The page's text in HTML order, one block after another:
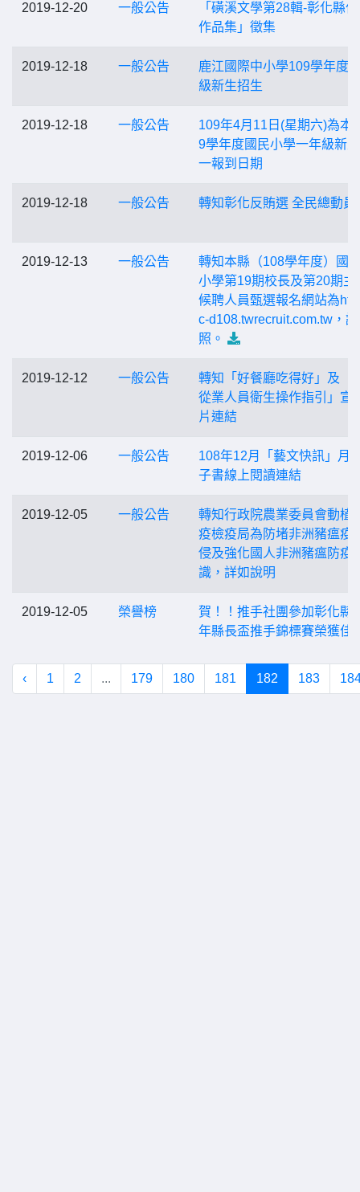
2019-12-20 一般公告
「磺溪文學第28輯-彰化縣
作品集」徵集
2019-12-18 一般公告
鹿江國際中小學109學年度
級新生招生
2019-12-18 一般公告
109年4月11日(星期六)為本
9學年度國民小學一年級新
一報到日期
2019-12-18 一般公告 轉知彰化反賄選 全民總動員
2019-12-13 一般公告
轉知本縣（108學年度）國
小學第19期校長及第20期主
候聘人員甄選報名網站為
c-d108.twrecruit.com.tw，
照。
2019-12-12 一般公告
轉知「好餐廳吃得好」及「
從業人員衛生操作指引」宣
片連結
2019-12-06 一般公告
108年12月「藝文快訊」月
子書線上閱讀連結
2019-12-05 一般公告
轉知行政院農業委員會動植
疫檢疫局為防堵非洲豬瘟疫
侵及強化國人非洲豬瘟防疫
識，詳如說明
2019-12-05 榮譽榜
賀！！推手社團參加彰化縣
年縣長盃推手錦標賽榮獲佳
‹ 1 2 ... 179 180 181 182 183